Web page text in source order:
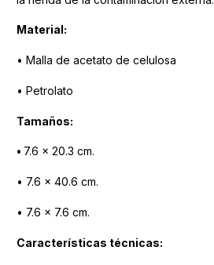
Material:
• Malla de acetato de celulosa
• Petrolato
Tamaños:
• 7.6 x 20.3 cm.
• 7.6 x 40.6 cm.
• 7.6 x 7.6 cm.
Características técnicas: